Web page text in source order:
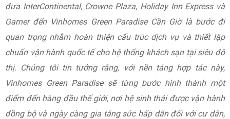
đưa InterContinental, Crowne Plaza, Holiday Inn Express và
Garner đến Vinhomes Green Paradise Cần Giờ là bước đi
quan trọng nhằm hoàn thiện cấu trúc dịch vụ và thiết lập
chuẩn vận hành quốc tế cho hệ thống khách sạn tại siêu đô
thị. Chúng tôi tin tưởng rằng, với nền tảng hợp tác này,
Vinhomes Green Paradise sẽ từng bước hình thành một
điểm đến hàng đầu thế giới, nơi hệ sinh thái được vận hành
đồng bộ và ngày càng gia tăng sức hấp dẫn đối với cư dân,